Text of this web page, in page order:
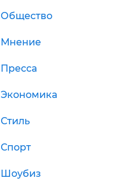
Общество
Мнение
Пресса
Экономика
Стиль
Спорт
Шоубиз